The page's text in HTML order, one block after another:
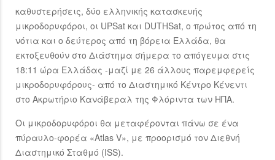
καθυστερήσεις, δύο ελληνικής κατασκευής
μικροδορυφόροι, οι UPSat και DUTHSat, ο πρώτος από τη
νότια και ο δεύτερος από τη βόρεια Ελλάδα, θα
εκτοξευθούν στο Διάστημα σήμερα το απόγευμα στις
18:11 ώρα Ελλάδας -μαζί με 26 άλλους παρεμφερείς
μικροδορυφόρους- από το Διαστημικό Κέντρο Κένεντι
στο Ακρωτήριο Κανάβεραλ της Φλόριντα των ΗΠΑ.
Οι μικροδορυφόροι θα μεταφέρονται πάνω σε ένα
πύραυλο-φορέα «Atlas V», με προορισμό τον Διεθνή
Διαστημικό Σταθμό (ISS).